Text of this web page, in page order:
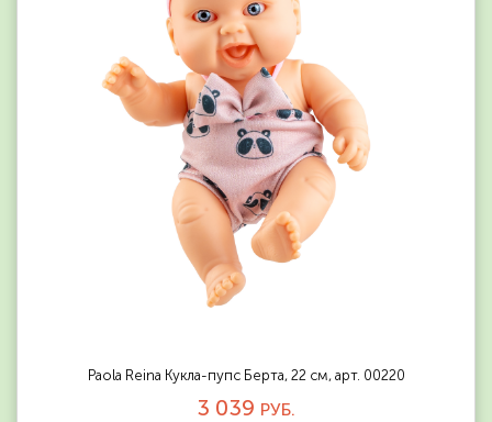
Paola Reina Кукла-пупс Берта, 22 см, арт. 00220
3 039 РУБ.